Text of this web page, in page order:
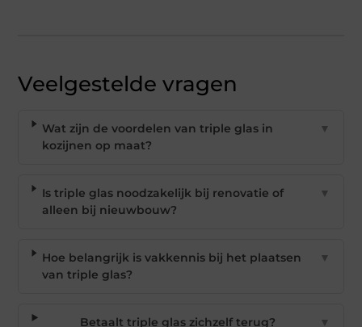
Veelgestelde vragen
Wat zijn de voordelen van triple glas in
kozijnen op maat?
▼
Is triple glas noodzakelijk bij renovatie of
alleen bij nieuwbouw?
▼
Hoe belangrijk is vakkennis bij het plaatsen
van triple glas?
▼
Betaalt triple glas zichzelf terug? ▼